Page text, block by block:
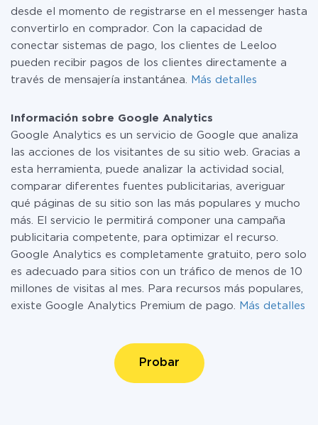
desde el momento de registrarse en el messenger hasta
convertirlo en comprador. Con la capacidad de
conectar sistemas de pago, los clientes de Leeloo
pueden recibir pagos de los clientes directamente a
través de mensajería instantánea.
Más detalles
Información sobre Google Analytics
Google Analytics es un servicio de Google que analiza
las acciones de los visitantes de su sitio web. Gracias a
esta herramienta, puede analizar la actividad social,
comparar diferentes fuentes publicitarias, averiguar
qué páginas de su sitio son las más populares y mucho
más. El servicio le permitirá componer una campaña
publicitaria competente, para optimizar el recurso.
Google Analytics es completamente gratuito, pero solo
es adecuado para sitios con un tráfico de menos de 10
millones de visitas al mes. Para recursos más populares,
existe Google Analytics Premium de pago.
Más detalles
Probar